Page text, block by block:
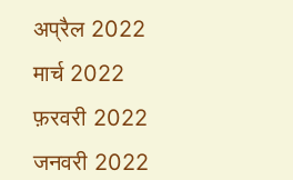
अप्रैल 2022
मार्च 2022
फ़रवरी 2022
जनवरी 2022